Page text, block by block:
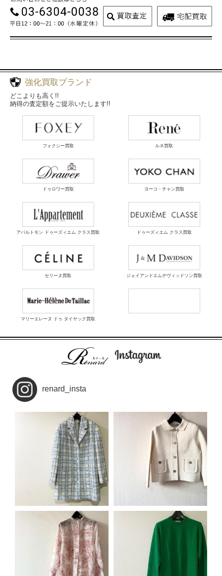
強化買取ブランド
どこよりも高く!!
納得の査定額をご提示いたします!!
フォクシー買取 ルネ買取
ドゥロワー買取 ヨーコ・チャン買取
アパルトモン ドゥーズィエム クラス買取 ドゥーズィエム クラス買取
セリーヌ買取 ジェイアンドエムデヴィッドソン買取
マリーエレーヌ ドゥ タイヤック買取
renard_insta